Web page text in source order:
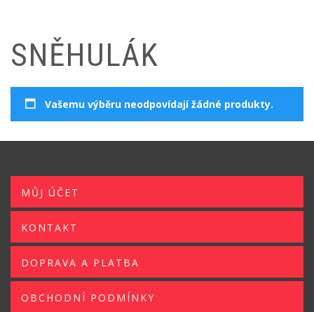
SNĚHULÁK
Vašemu výběru neodpovídají žádné produkty.
MŮJ ÚČET
KONTAKT
DOPRAVA A PLATBA
OBCHODNÍ PODMÍNKY